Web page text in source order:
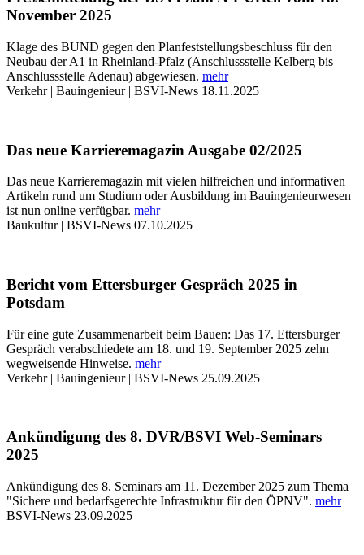
November 2025
Klage des BUND gegen den Planfeststellungsbeschluss für den
Neubau der A1 in Rheinland-Pfalz (Anschlussstelle Kelberg bis
Anschlussstelle Adenau) abgewiesen. mehr
Verkehr | Bauingenieur | BSVI-News 18.11.2025
Das neue Karrieremagazin Ausgabe 02/2025
Das neue Karrieremagazin mit vielen hilfreichen und informativen
Artikeln rund um Studium oder Ausbildung im Bauingenieurwesen
ist nun online verfügbar. mehr
Baukultur | BSVI-News 07.10.2025
Bericht vom Ettersburger Gespräch 2025 in
Potsdam
Für eine gute Zusammenarbeit beim Bauen: Das 17. Ettersburger
Gespräch verabschiedete am 18. und 19. September 2025 zehn
wegweisende Hinweise. mehr
Verkehr | Bauingenieur | BSVI-News 25.09.2025
Ankündigung des 8. DVR/BSVI Web-Seminars
2025
Ankündigung des 8. Seminars am 11. Dezember 2025 zum Thema
"Sichere und bedarfsgerechte Infrastruktur für den ÖPNV". mehr
BSVI-News 23.09.2025